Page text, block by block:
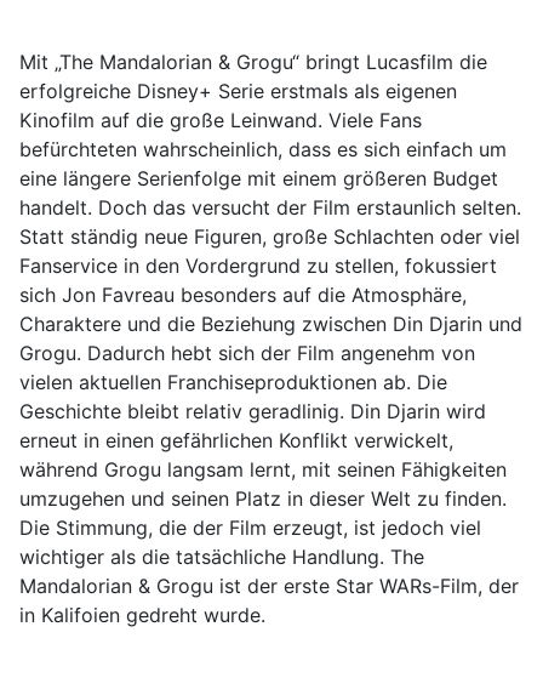
Mit „The Mandalorian & Grogu“ bringt Lucasfilm die
erfolgreiche Disney+ Serie erstmals als eigenen
Kinofilm auf die große Leinwand. Viele Fans
befürchteten wahrscheinlich, dass es sich einfach um
eine längere Serienfolge mit einem größeren Budget
handelt. Doch das versucht der Film erstaunlich selten.
Statt ständig neue Figuren, große Schlachten oder viel
Fanservice in den Vordergrund zu stellen, fokussiert
sich Jon Favreau besonders auf die Atmosphäre,
Charaktere und die Beziehung zwischen Din Djarin und
Grogu. Dadurch hebt sich der Film angenehm von
vielen aktuellen Franchiseproduktionen ab. Die
Geschichte bleibt relativ geradlinig. Din Djarin wird
erneut in einen gefährlichen Konflikt verwickelt,
während Grogu langsam lernt, mit seinen Fähigkeiten
umzugehen und seinen Platz in dieser Welt zu finden.
Die Stimmung, die der Film erzeugt, ist jedoch viel
wichtiger als die tatsächliche Handlung. The
Mandalorian & Grogu ist der erste Star WARs-Film, der
in Kalifoien gedreht wurde.